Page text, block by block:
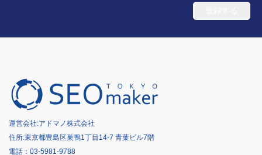
運営会社:アドマノ株式会社
住所:東京都豊島区巣鴨1丁目14-7 青葉ビル7階
電話： 03-5981-9788